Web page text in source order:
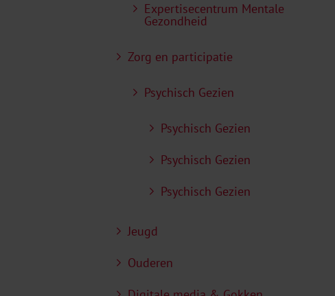
Expertisecentrum Mentale
Gezondheid
Zorg en participatie
Psychisch Gezien
Psychisch Gezien
Psychisch Gezien
Psychisch Gezien
Jeugd
Ouderen